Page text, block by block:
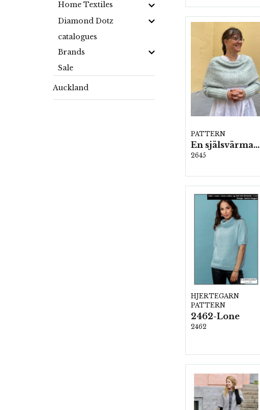
Home Textiles
Diamond Dotz
catalogues
Brands
Sale
Auckland
PATTERN
En själsvärmare
2645
HJERTEGARN
PATTERN
2462-Lone
2462